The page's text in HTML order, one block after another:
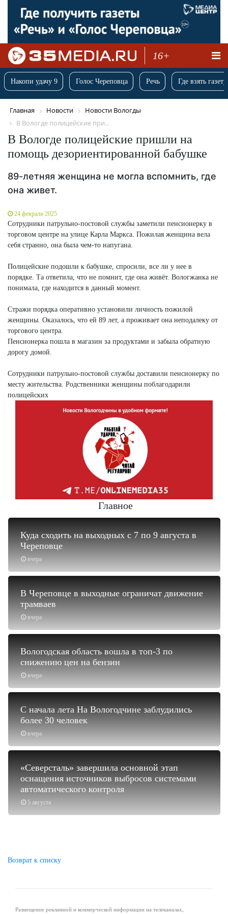
16+
Накопи удачу 9 Голос Череповца Речь Где взять
Главная Новости
Новости Вологды
В Вологде полицейские при...
В Вологде полицейские пришли на
помощь дезориентированной бабушке
89-летняя женщина не могла вспомнить, где
она живет.
24 февраля 2025
Сотрудники патрульно-постовой службы заметили пенсионерку в
торговом центре на улице Карла Маркса. Пожилая женщина вела
себя странно, она была чем-то напугана.
Полицейские подошли к бабушке, спросили, все ли у нее в
порядке. Та ответила, что не помнит, где она живёт. Вологжанка не
понимала, где находится в данный момент.
Стражи порядка оперативно установили личность пожилой
женщины. Оказалось, что ей 89 лет, а проживает она неподалеку от
торгового центра.
Пенсионерка пошла в магазин за продуктами и забыла обратную
дорогу домой.
Сотрудники патрульно-постовой службы доставили пенсионерку по
месту жительства. Родственники женщины поблагодарили
полицейских
Главное
вчера
Куда сходить на выходных с 7 по 9 августа в
Череповце
вчера
В Череповце в выходные ограничат движение
трамваев
вчера
Вологодская область вошла в топ-3 по
снижению цен на бензин
вчера
С начала лета На Вологодчине заблудились
более 30 человек
5 августа
«Северсталь» завершила основной этап
оснащения источников выбросов системами
автоматического контроля
Возврат к списку
Размещение рекламной и коммерческой информации на телеканалах,